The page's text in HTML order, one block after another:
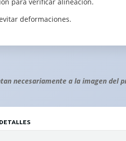
deformaciones.
necesariamente a la imagen del
DETALLES